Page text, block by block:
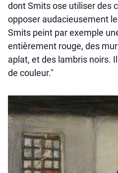
dont Smits ose utiliser des
opposer audacieusement
Smits peint par exemple
entièrement rouge, des
aplat, et des lambris noirs.
de couleur."